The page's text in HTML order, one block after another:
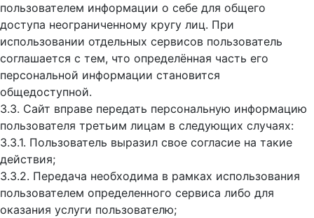
пользователем информации о себе для общего
доступа неограниченному кругу лиц. При
использовании отдельных сервисов пользователь
соглашается с тем, что определённая часть его
персональной информации становится
общедоступной.
3.3. Сайт вправе передать персональную информацию
пользователя третьим лицам в следующих случаях:
3.3.1. Пользователь выразил свое согласие на такие
действия;
3.3.2. Передача необходима в рамках использования
пользователем определенного сервиса либо для
оказания услуги пользователю;